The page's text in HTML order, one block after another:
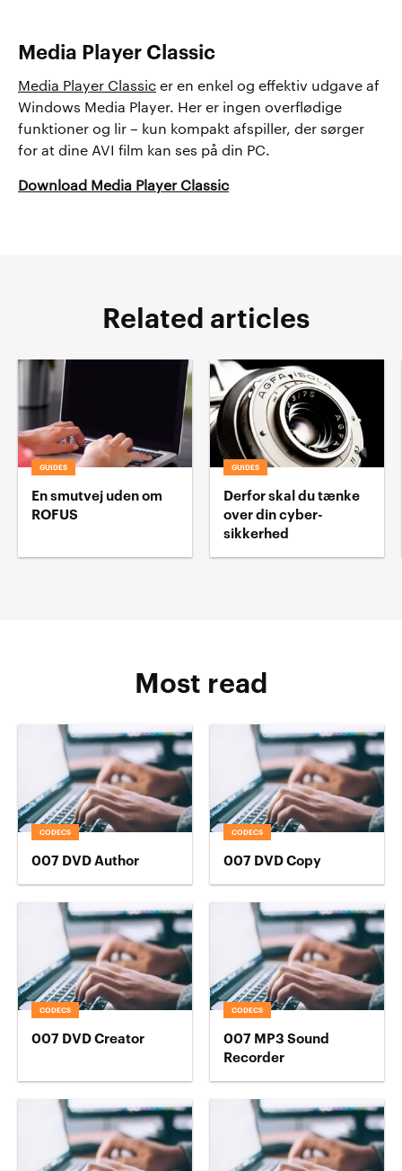
Media Player Classic
Media Player Classic er en enkel og effektiv udgave af
Windows Media Player. Her er ingen overflødige
funktioner og lir – kun kompakt afspiller, der sørger
for at dine AVI film kan ses på din PC.
Download Media Player Classic
Related articles
GUIDES
En smutvej uden om
ROFUS
GUIDES
Derfor skal du tænke
over din cyber-
sikkerhed
Most read
CODECS
007 DVD Author
CODECS
007 DVD Copy
CODECS
007 DVD Creator
CODECS
007 MP3 Sound
Recorder